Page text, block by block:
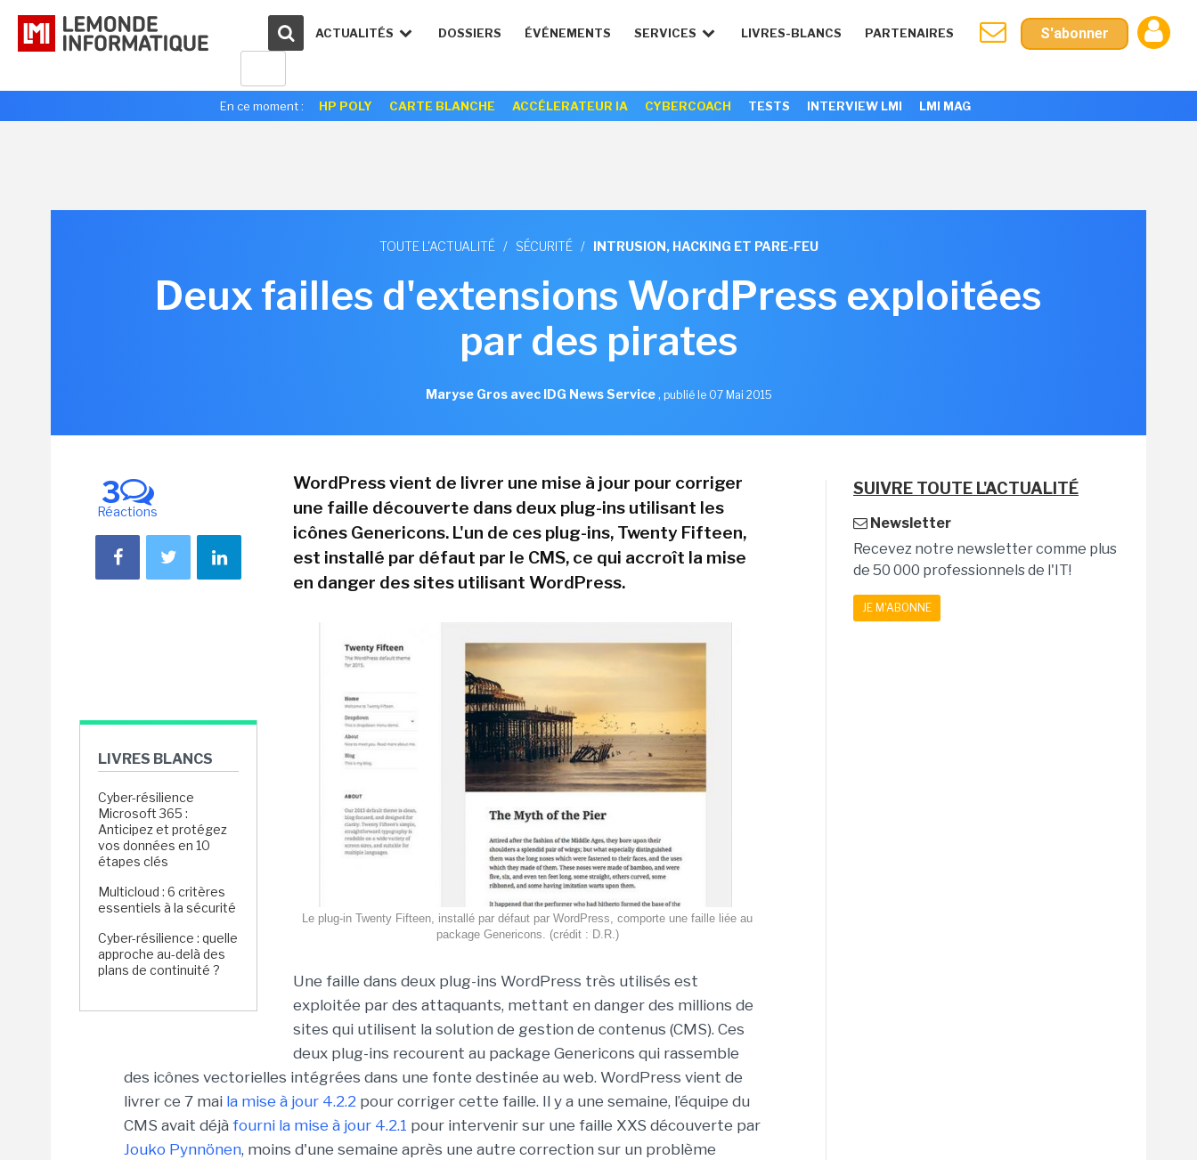
ACTUALITÉS DOSSIERS ÉVÉNEMENTS SERVICES LIVRES-BLANCS PARTENAIRES S'abonner
En ce moment : HP POLY CARTE BLANCHE ACCÉLERATEUR IA CYBERCOACH TESTS INTERVIEW LMI LMI MAG
TOUTE L'ACTUALITÉ / SÉCURITÉ / INTRUSION, HACKING ET PARE-FEU
Deux failles d'extensions WordPress exploitées
par des pirates
Maryse Gros avec IDG News Service, publié le 07 Mai 2015
3
Réactions
LIVRES BLANCS
Cyber-résilience
Microsoft 365 :
Anticipez et protégez
vos données en 10
étapes clés
Multicloud : 6 critères
essentiels à la sécurité
Cyber-résilience : quelle
approche au-delà des
plans de continuité ?
WordPress vient de livrer une mise à jour pour corriger
une faille découverte dans deux plug-ins utilisant les
icônes Genericons. L'un de ces plug-ins, Twenty Fifteen,
est installé par défaut par le CMS, ce qui accroît la mise
en danger des sites utilisant WordPress.
Le plug-in Twenty Fifteen, installé par défaut par WordPress, comporte une faille liée au
package Genericons. (crédit : D.R.)
Une faille dans deux plug-ins WordPress très utilisés est
exploitée par des attaquants, mettant en danger des millions de
sites qui utilisent la solution de gestion de contenus (CMS). Ces
deux plug-ins recourent au package Genericons qui rassemble
des icônes vectorielles intégrées dans une fonte destinée au web. WordPress vient de
livrer ce 7 mai la mise à jour 4.2.2 pour corriger cette faille. Il y a une semaine, l’équipe du
CMS avait déjà fourni la mise à jour 4.2.1 pour intervenir sur une faille XXS découverte par
Jouko Pynnönen, moins d'une semaine après une autre correction sur un problème
SUIVRE TOUTE L'ACTUALITÉ
Newsletter
Recevez notre newsletter comme plus
de 50 000 professionnels de l'IT!
JE M'ABONNE